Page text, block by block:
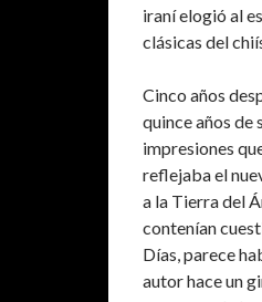
iraní elogió al
clásicas del
Cinco años
quince años de
impresiones
reflejaba el
a la Tierra del
contenían
Días, parece
autor hace un